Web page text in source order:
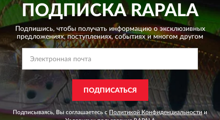
ПОДПИСКАRAPALA
Подпишись, чтобы получать информацию о эксклюзивных
предложениях,поступлениях, событиях и многом другом
ПОДПИСАТЬСЯ
Подписываясь, Вы соглашаетесь сПолитикой Конфиденциальности и